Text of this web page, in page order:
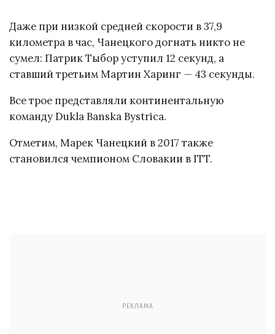
Даже при низкой средней скорости в 37,9
километра в час, Чанецкого догнать никто не
сумел: Патрик Тыбор уступил 12 секунд, а
ставший третьим Мартин Харинг — 43 секунды.
Все трое представляли континентальную
команду Dukla Banska Bystrica.
Отметим, Марек Чанецкий в 2017 также
становился чемпионом Словакии в ITT.
РЕКЛАМА